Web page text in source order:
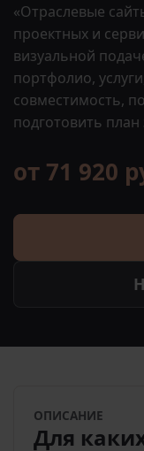
«Отраслевые
проектных и
визуальной
портфолио,
совместимость,
подготовить план
от 71 920
ОПИСАНИЕ
Для